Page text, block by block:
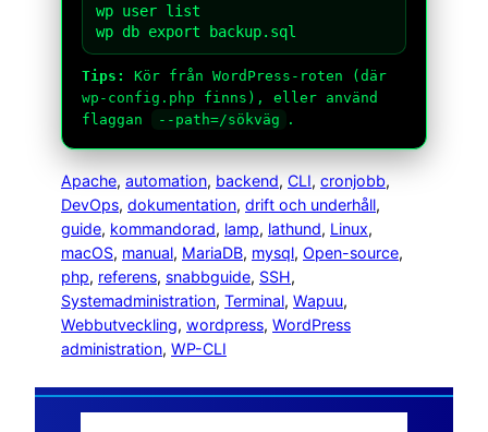
wp user list
wp db export backup.sql
Tips:
Kör från WordPress-roten (där
wp-config.php finns), eller använd
flaggan
--path=/sökväg .
Apache, automation, backend, CLI, cronjobb
DevOps, dokumentation, drift och underhåll
guide, kommandorad, lamp, lathund, Linux
macOS, manual, MariaDB, mysql, Open-source
php, referens, snabbguide, SSH
Systemadministration, Terminal, Wapuu
Webbutveckling, wordpress, WordPress
administration, WP-CLI